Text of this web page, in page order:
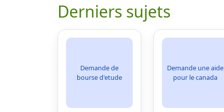
Derniers sujets
Demande de
bourse d'etude
Demande une aide
pour le canada